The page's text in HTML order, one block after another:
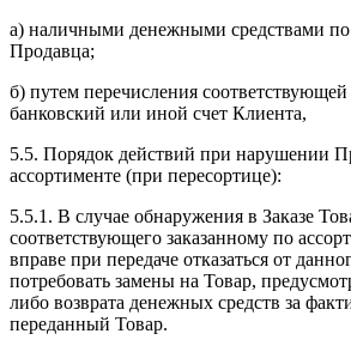
а) наличными денежными средствами
Продавца;
б) путем перечисления
банковский или иной счет Клиента,
5.5. Порядок действий при нарушении
ассортименте (при пересортице):
5.5.1. В случае обнаружения в Заказе
соответствующего заказанному по
вправе при передаче отказаться от
потребовать замены на Товар,
либо возврата денежных средств за
переданный Товар.